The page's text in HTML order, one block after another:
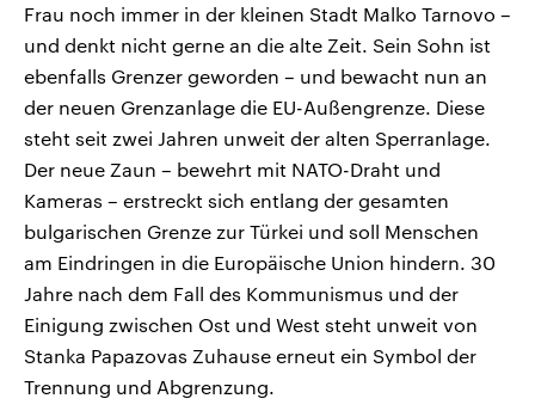
Frau noch immer in der kleinen Stadt Malko Tarnovo –
und denkt nicht gerne an die alte Zeit. Sein Sohn ist
ebenfalls Grenzer geworden – und bewacht nun an
der neuen Grenzanlage die EU-Außengrenze. Diese
steht seit zwei Jahren unweit der alten Sperranlage.
Der neue Zaun – bewehrt mit NATO-Draht und
Kameras – erstreckt sich entlang der gesamten
bulgarischen Grenze zur Türkei und soll Menschen
am Eindringen in die Europäische Union hindern. 30
Jahre nach dem Fall des Kommunismus und der
Einigung zwischen Ost und West steht unweit von
Stanka Papazovas Zuhause erneut ein Symbol der
Trennung und Abgrenzung.